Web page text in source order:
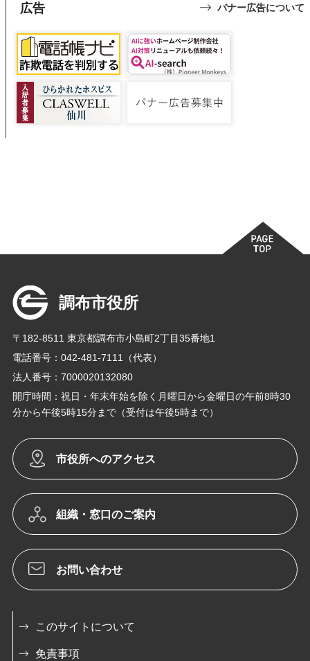
広告 バナー広告について
調布市役所
〒182-8511 東京都調布市小島町2丁目35番地1
電話番号：042-481-7111（代表）
法人番号：7000020132080
開庁時間：祝日・年末年始を除く月曜日から金曜日の午前8時30
分から午後5時15分まで（受付は午後5時まで）
市役所へのアクセス
組織・窓口のご案内
お問い合わせ
このサイトについて
免責事項